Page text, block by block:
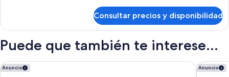
Consultar precios y disponibilidad
Puede que también te interese...
Anuncio
H10 Playa Meloneras Horizons Collection Anuncio
Abora